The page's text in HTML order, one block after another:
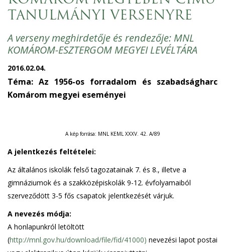
TANULMÁNYI VERSENYRE
A verseny meghirdetője és rendezője: MNL
KOMÁROM-ESZTERGOM MEGYEI LEVÉLTÁRA
2016.02.04.
Téma: Az 1956-os forradalom és szabadságharc
Komárom megyei eseményei
A kép forrása: MNL KEML XXXV. 42. A/89
A jelentkezés feltételei:
Az általános iskolák felső tagozatainak 7. és 8., illetve a
gimnáziumok és a szakközépiskolák 9-12. évfolyamaiból
szerveződött 3-5 fős csapatok jelentkezését várjuk.
A nevezés módja:
A honlapunkról letöltött
(http://mnl.gov.hu/download/file/fid/41000) nevezési lapot postai